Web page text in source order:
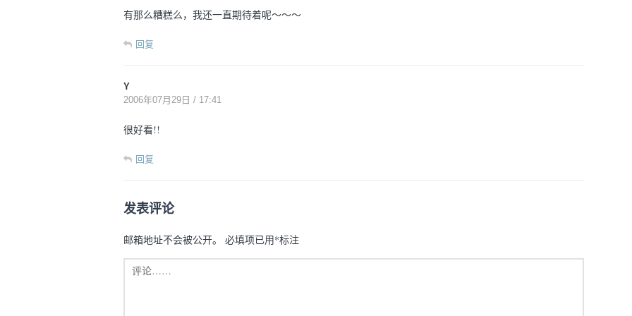
有那么糟糕么，我还一直期待着呢～～～
回复
Y
2006年07月29日 / 17:41
很好看!!
回复
发表评论
邮箱地址不会被公开。 必填项已用*标注